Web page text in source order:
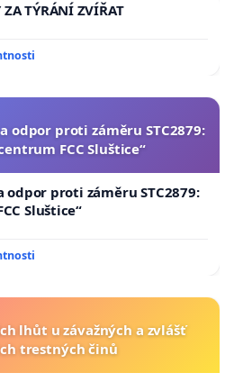
ZA TÝRÁNÍ ZVÍŘAT
odpor proti záměru STC2879:
FCC Sluštice“
proti záměru STC2879:
Sluštice“
lhůt u závažných a zvlášť
trestných činů